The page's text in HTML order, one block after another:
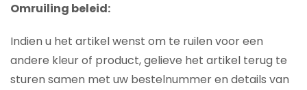
Omruiling beleid:
Indien u het artikel wenst om te ruilen voor een
andere kleur of product, gelieve het artikel terug te
sturen samen met uw bestelnummer en details van